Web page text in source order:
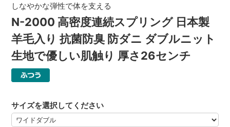
N-2000 高密度連続スプリング 日本製
羊毛入り 抗菌防臭 防ダニ ダブルニット
生地で優しい肌触り 厚さ26センチ
しなやかな弾性で体を支える
サイズを選択してください